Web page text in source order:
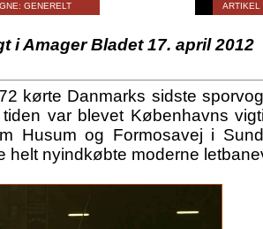
GENERELT ARTIKEL
i Amager Bladet 17. april 2012
kørte Danmarks sidste
var blevet Københavns
Husum og Formosavej i
helt nyindkøbte moderne